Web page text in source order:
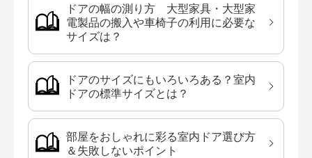
ドアの幅の測り方 大型家具・大型家
電製品の搬入や車椅子の利用に必要な
サイズは？
ドアのサイズにもいろいろある？室内
ドアの標準サイズとは？
部屋をおしゃれに彩る室内ドア選び方
＆失敗しないポイント